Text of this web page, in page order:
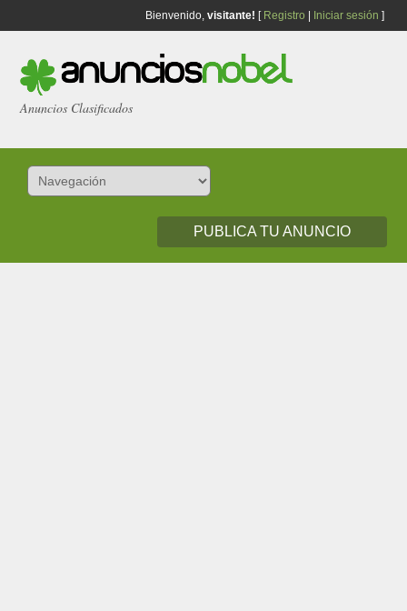
Bienvenido, visitante! [ Registro Iniciar sesión ]
Anuncios Clasificados
PUBLICA TU ANUNCIO